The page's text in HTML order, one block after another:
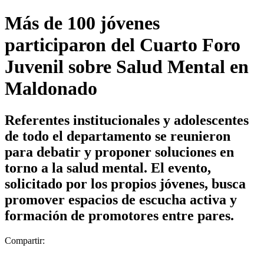
Más de 100 jóvenes
participaron del Cuarto Foro
Juvenil sobre Salud Mental en
Maldonado
Referentes institucionales y adolescentes
de todo el departamento se reunieron
para debatir y proponer soluciones en
torno a la salud mental. El evento,
solicitado por los propios jóvenes, busca
promover espacios de escucha activa y
formación de promotores entre pares.
Compartir: